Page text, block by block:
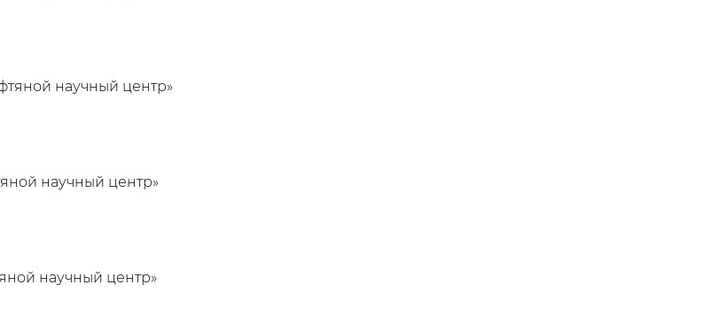
научный центр»
научный центр»
научный центр»